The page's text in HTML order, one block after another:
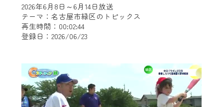
2026年6月8日～6月14日放送
テーマ：名古屋市緑区のトピックス
再生時間：00:02:44
登録日：2026/06/23